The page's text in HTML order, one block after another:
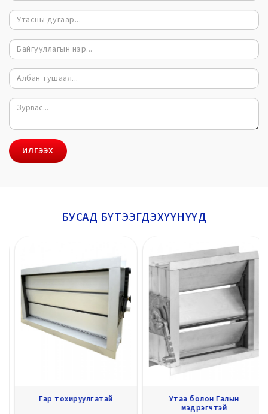
ИЛГЭЭХ
БУСАД БҮТЭЭГДЭХҮҮНҮҮД
Гар тохируулгатай
Утаа болон Галын
мэдрэгчтэй